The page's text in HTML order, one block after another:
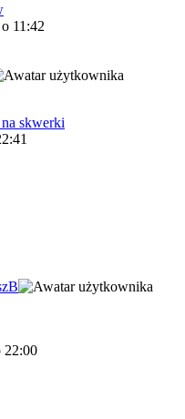
11:42
skwerki
22:00